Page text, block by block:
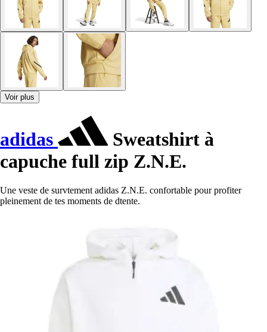
Voir plus
adidas
Sweatshirt à
capuche full zip Z.N.E.
Une veste de survtement adidas Z.N.E. confortable pour profiter
pleinement de tes moments de dtente.